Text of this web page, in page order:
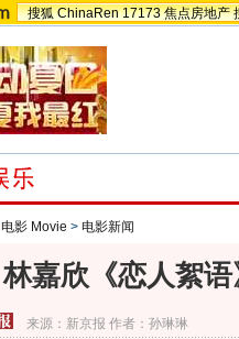
搜狐 ChinaRen 17173 焦点房地产
电影 Movie > 电影新闻
林嘉欣《恋人絮
来源： 新京报 作者：孙琳琳